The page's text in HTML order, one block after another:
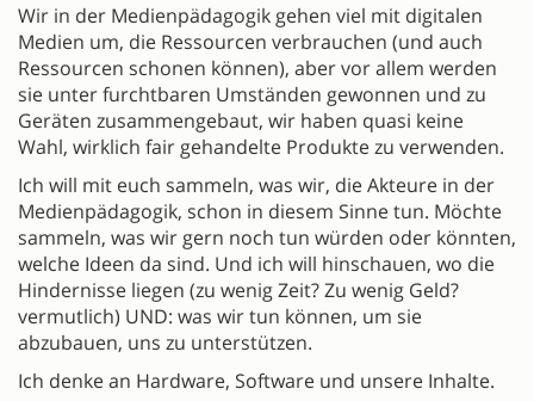
Wir in der Medienpädagogik gehen viel mit digitalen
Medien um, die Ressourcen verbrauchen (und auch
Ressourcen schonen können), aber vor allem werden
sie unter furchtbaren Umständen gewonnen und zu
Geräten zusammengebaut, wir haben quasi keine
Wahl, wirklich fair gehandelte Produkte zu verwenden.
Ich will mit euch sammeln, was wir, die Akteure in der
Medienpädagogik, schon in diesem Sinne tun. Möchte
sammeln, was wir gern noch tun würden oder könnten,
welche Ideen da sind. Und ich will hinschauen, wo die
Hindernisse liegen (zu wenig Zeit? Zu wenig Geld?
vermutlich) UND: was wir tun können, um sie
abzubauen, uns zu unterstützen.
Ich denke an Hardware, Software und unsere Inhalte.